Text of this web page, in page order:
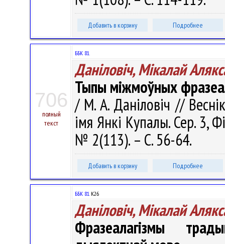
Добавить в корзину Подробнее
706
полный
текст
ББК 81.
Даніловіч, Мікалай
Тыпы міжмоўных
/ М. А. Даніловіч //
імя Янкі Купалы. Сер. 3,
№ 2(113). – С. 56-64.
Добавить в корзину Подробнее
ББК 81.К26
Даніловіч, Мікалай
Фразеалагізмы